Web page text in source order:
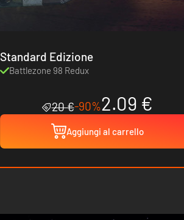
Standard Edizione
Battlezone 98 Redux
20 €-90%2.09 €
Aggiungi al carrello